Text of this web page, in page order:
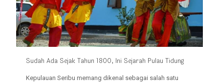
Sudah Ada Sejak Tahun 1800, Ini Sejarah Pulau Tidung
Kepulauan Seribu memang dikenal sebagai salah satu